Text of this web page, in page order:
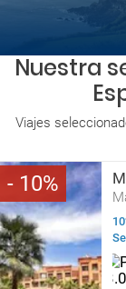
Nuestra
Viajes
10